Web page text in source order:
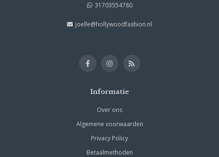
31703554780
joelle@hollywoodfashion.nl
Informatie
Over ons
Algemene voorwaarden
Privacy Policy
Betaalmethoden